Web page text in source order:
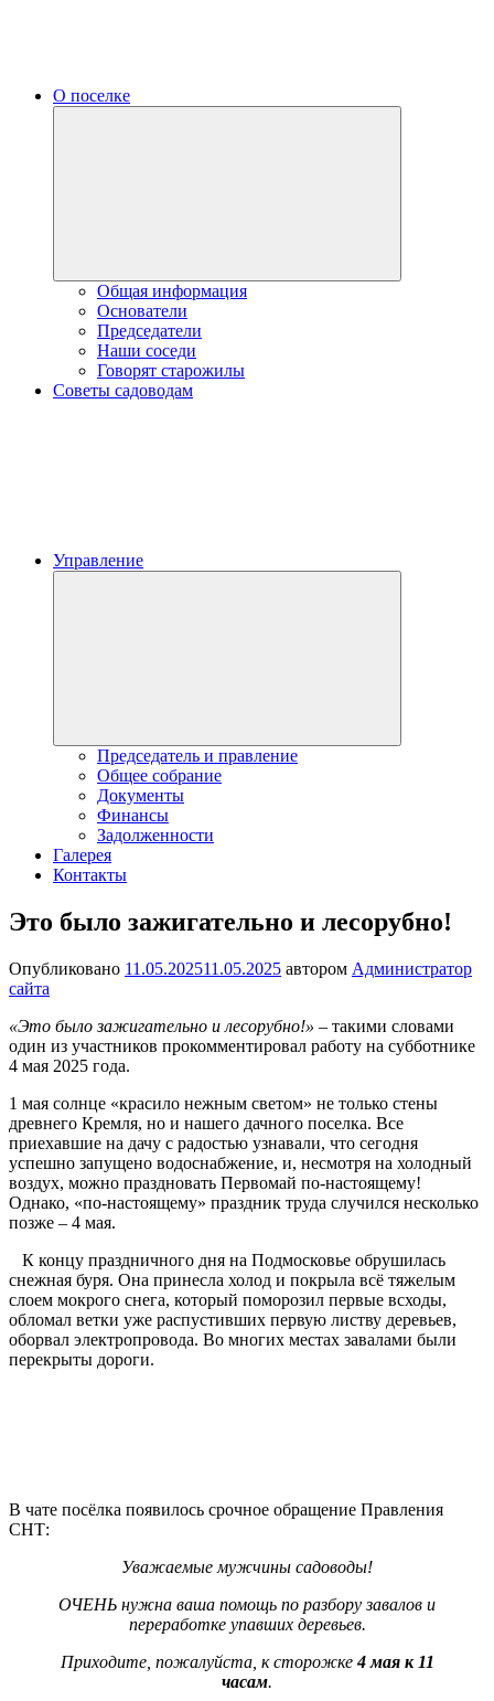
О поселке
Общая информация
Основатели
Председатели
Наши соседи
Говорят старожилы
Советы садоводам
Управление
Председатель и правление
Общее собрание
Документы
Финансы
Задолженности
Галерея
Контакты
Это было зажигательно и лесорубно!
Опубликовано 11.05.202511.05.2025 автором Администратор
сайта
«Это было зажигательно и лесорубно!» – такими словами
один из участников прокомментировал работу на субботнике
4 мая 2025 года.
1 мая солнце «красило нежным светом» не только стены
древнего Кремля, но и нашего дачного поселка. Все
приехавшие на дачу с радостью узнавали, что сегодня
успешно запущено водоснабжение, и, несмотря на холодный
воздух, можно праздновать Первомай по-настоящему!
Однако, «по-настоящему» праздник труда случился несколько
позже – 4 мая.
К концу праздничного дня на Подмосковье обрушилась
снежная буря. Она принесла холод и покрыла всё тяжелым
слоем мокрого снега, который поморозил первые всходы,
обломал ветки уже распустивших первую листву деревьев,
оборвал электропровода. Во многих местах завалами были
перекрыты дороги.
В чате посёлка появилось срочное обращение Правления
СНТ:
Уважаемые мужчины садоводы!
ОЧЕНЬ нужна ваша помощь по разбору завалов и
переработке упавших деревьев.
Приходите, пожалуйста, к сторожке4 мая к 11
часам.